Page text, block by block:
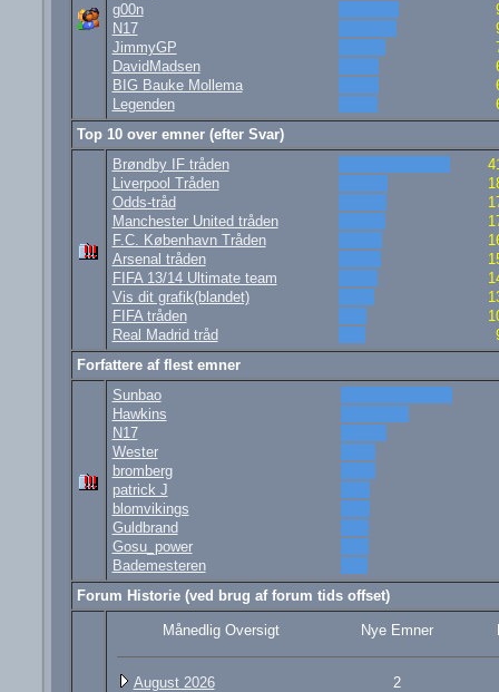
g00n
N17
JimmyGP
DavidMadsen
BIG Bauke Mollema
Legenden
Top 10 over emner (efter Svar)
Brøndby IF tråden
Liverpool Tråden
Odds-tråd
Manchester United tråden
F.C. København Tråden
Arsenal tråden
FIFA 13/14 Ultimate team
Vis dit grafik(blandet)
FIFA tråden
Real Madrid tråd
Forfattere af flest emner
Sunbao
Hawkins
N17
Wester
bromberg
patrick J
blomvikings
Guldbrand
Gosu_power
Bademesteren
Forum Historie (ved brug af forum tids offset)
Månedlig Oversigt Nye Emner
August 2026
2